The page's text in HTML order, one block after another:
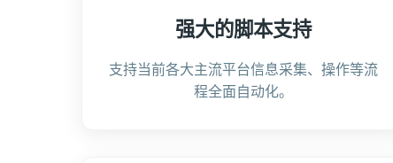
强大的脚本支持
支持当前各大主流平台信息采集、操作等流
程全面自动化。